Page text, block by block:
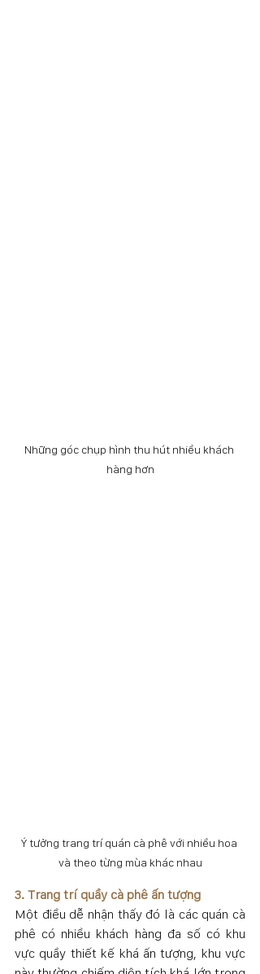
Những góc chụp hình thu hút nhiều khách
hàng hơn
Ý tưởng trang trí quán cà phê với nhiều hoa
và theo từng mùa khác nhau
3. Trang trí quầy cà phê ấn tượng
Một điều dễ nhận thấy đó là các quán cà
phê có nhiều khách hàng đa số có khu
vực quầy thiết kế khá ấn tượng, khu vực